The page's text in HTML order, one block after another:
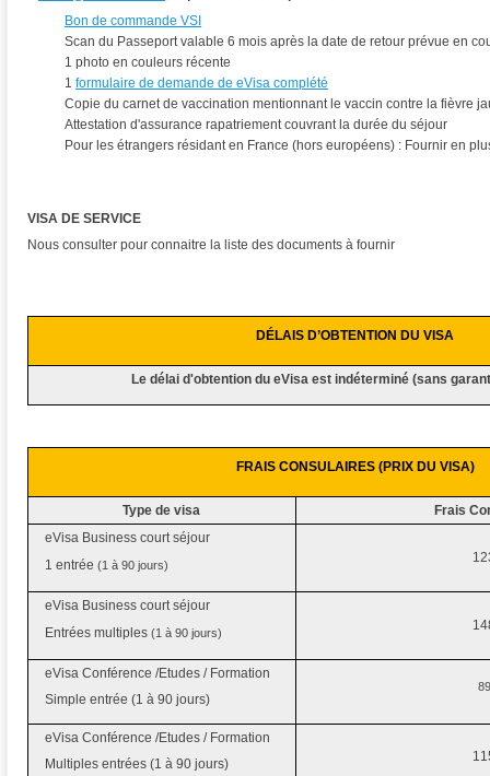
Bon de commande VSI
Scan du Passeport valable 6 mois après la date de retour prévue en
1 photo en couleurs récente
1 formulaire de demande de eVisa complété
Copie du carnet de vaccination mentionnant le vaccin contre la fièvre
Attestation d'assurance rapatriement couvrant la durée du séjour
Pour les étrangers résidant en France (hors européens) : Fournir en
VISA DE SERVICE
Nous consulter pour connaitre la liste des documents à fournir
DÉLAIS D’OBTENTION DU VISA
Le délai d'obtention du eVisa est indéterminé (sans
FRAIS CONSULAIRES (PRIX DU VISA)
Type de visa
Frais
eVisa Business court séjour
1 entrée (1 à 90 jours)
eVisa Business court séjour
Entrées multiples (1 à 90 jours)
eVisa Conférence /Etudes / Formation
Simple entrée (1 à 90 jours)
eVisa Conférence /Etudes / Formation
Multiples entrées (1 à 90 jours)